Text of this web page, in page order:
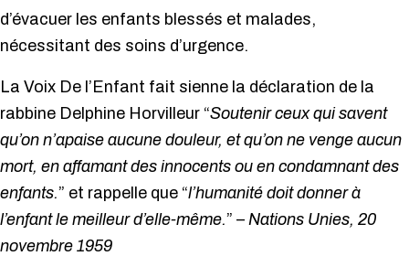
d’évacuer les enfants blessés et malades,
nécessitant des soins d’urgence.
La Voix De l’Enfant fait sienne la déclaration de la
rabbine Delphine Horvilleur “Soutenir ceux qui savent
qu’on n’apaise aucune douleur, et qu’on ne venge aucun
mort, en affamant des innocents ou en condamnant des
enfants.” et rappelle que “l’humanité doit donner à
l’enfant le meilleur d’elle-même.” – Nations Unies, 20
novembre 1959